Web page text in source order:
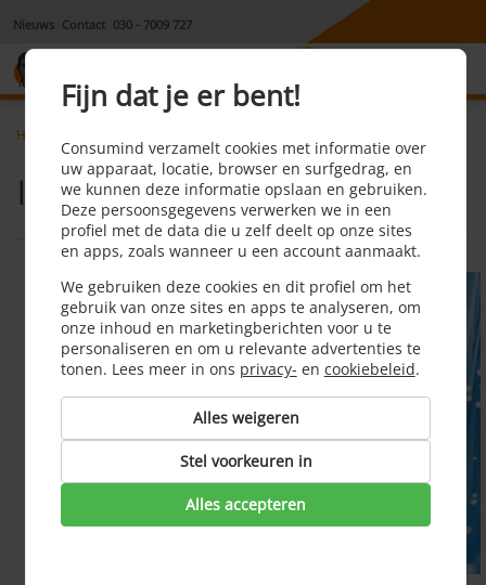
Nieuws Contact 030 - 7009 727
Home
Internet via glasvezel
Fijn dat je er bent!
Consumind verzamelt cookies met informatie over
uw apparaat, locatie, browser en surfgedrag, en
we kunnen deze informatie opslaan en gebruiken.
Deze persoonsgegevens verwerken we in een
profiel met de data die u zelf deelt op onze sites
en apps, zoals wanneer u een account aanmaakt.
We gebruiken deze cookies en dit profiel om het
gebruik van onze sites en apps te analyseren, om
onze inhoud en marketingberichten voor u te
personaliseren en om u relevante advertenties te
tonen. Lees meer in ons privacy- en cookiebeleid.
Alles weigeren
Stel voorkeuren in
Alles accepteren